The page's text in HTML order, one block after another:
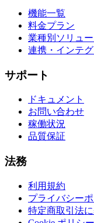
機能一覧
料金プラン
業種別ソリュ
連携・インテ
サポート
ドキュメント
お問い合わせ
稼働状況
品質保証
法務
利用規約
プライバシー
特定商取引法